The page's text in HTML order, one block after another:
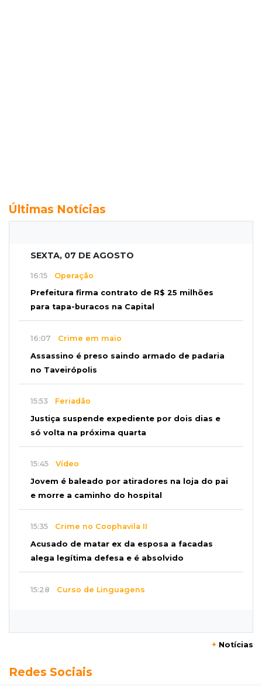
Últimas Notícias
SEXTA, 07 DE AGOSTO
16:15 Operação
Prefeitura firma contrato de R$ 25 milhões
para tapa-buracos na Capital
16:07 Crime em maio
Assassino é preso saindo armado de padaria
no Taveirópolis
15:53 Feriadão
Justiça suspende expediente por dois dias e
só volta na próxima quarta
15:45 Vídeo
Jovem é baleado por atiradores na loja do pai
e morre a caminho do hospital
15:35 Crime no Coophavila II
Acusado de matar ex da esposa a facadas
alega legítima defesa e é absolvido
15:28 Curso de Linguagens
Chuva chega à Capital e antecipa mudança no
+ Notícias
Redes Sociais